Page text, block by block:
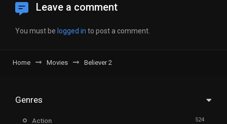
Leave a comment
You must be logged in to post a comment.
Home Movies Believer 2
Genres
Action 524